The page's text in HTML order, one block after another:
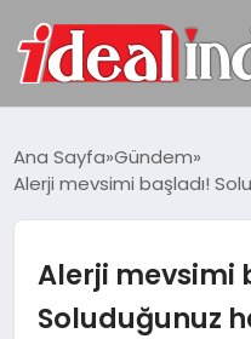
BILGISAYAR
DÜNYA
SEYAHAT
Ana Sayfa Gündem
Alerji mevsimi başladı!
Alerji mevsimi
Soluduğunuz